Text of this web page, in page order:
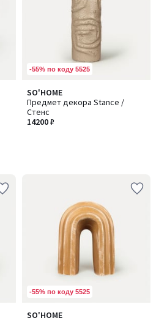
-55% по коду 5525
SO'HOME
Предмет декора Stance /
Стенс
14200 ₽
-55% по коду 5525
SO'HOME